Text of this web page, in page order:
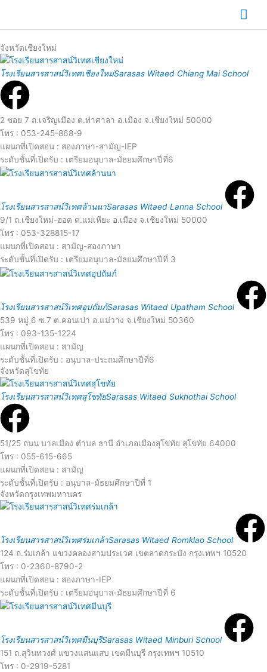
content
จังหวัดเชียงใหม่
โรงเรียนสารสาสน์วิเทศเชียงใหม่Sarasas Witaed Chiang Mai School
R
e
a
d
M
o
r
e
2 ซอย 7 ถ.เจริญเมือง ต.ท่าศาลา อ.เมือง จ.เชียงใหม่ 50000
โทร : 053-245-868-9
แผนกที่เปิดสอน : สองภาษา-สามัญ-IEP
ระดับชั้นที่เปิดรับ : เตรียมอนุบาล-มัธยมศึกษาปีที่6
โรงเรียนสารสาสน์วิเทศล้านนาSarasas Witaed Lanna School
R
e
d
M
9/1 ถ.เชียงใหม่-ฮอด ต.แม่เหียะ อ.เมือง จ.เชียงใหม่ 50000
โทร : 053-328815-17
แผนกที่เปิดสอน : สามัญ-สองภาษา
ระดับชั้นที่เปิดรับ : เตรียมอนุบาล-มัธยมศึกษาปีที่ 3
โรงเรียนสารสาสน์วิเทศอุปถัมภ์Sarasas Witaed Upatham School
539 หมู่ 6 ซ.7 ต.คอนเปา อ.แม่วาง จ.เชียงใหม่ 50360
โทร : 093-135-1224
แผนกที่เปิดสอน : สามัญ
ระดับชั้นที่เปิดรับ : อนุบาล-ประถมศึกษาปีที่6
จังหวัดสุโขทัย
โรงเรียนสารสาสน์วิเทศสุโขทัยSarasas Witaed Sukhothai School
R
e
a
d
M
o
r
e
51/25 ถนน บาลเมือง ตำบล ธานี อำเภอเมืองสุโขทัย สุโขทัย 64000
โทร : 055-615-665
แผนกที่เปิดสอน : สามัญ
ระดับชั้นที่เปิดรับ : อนุบาล-มัธยมศึกษาปีที่ 1
จังหวัดกรุงเทพมหานคร
โรงเรียนสารสาสน์วิเทศร่มเกล้าSarasas Witaed Romklao School
e
124 ถ.ร่มเกล้า แขวงคลองสามประเวศ เขตลาดกระบัง กรุงเทพฯ 10520
โทร : 0-2360-8790-2
แผนกที่เปิดสอน : สองภาษา-IEP
ระดับชั้นที่เปิดรับ : เตรียมอนุบาล-มัธยมศึกษาปีที่ 6
โรงเรียนสารสาสน์วิเทศมีนบุรีSarasas Witaed Minburi School
R
e
151 ถ.สุวินทวงศ์ แขวงแสนแสบ เขตมีนบุรี กรุงเทพฯ 10510
โทร : 0-2919-5281